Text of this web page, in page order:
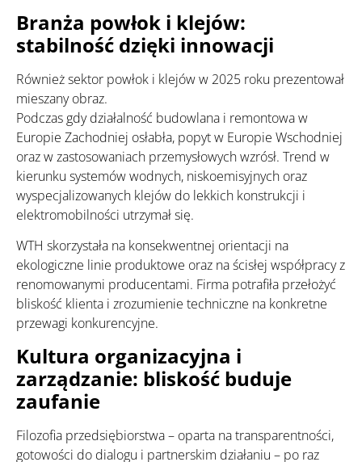
Branża powłok i klejów:
stabilność dzięki innowacji
Również sektor powłok i klejów w 2025 roku prezentował
mieszany obraz.
Podczas gdy działalność budowlana i remontowa w
Europie Zachodniej osłabła, popyt w Europie Wschodniej
oraz w zastosowaniach przemysłowych wzrósł. Trend w
kierunku systemów wodnych, niskoemisyjnych oraz
wyspecjalizowanych klejów do lekkich konstrukcji i
elektromobilności utrzymał się.
WTH skorzystała na konsekwentnej orientacji na
ekologiczne linie produktowe oraz na ścisłej współpracy z
renomowanymi producentami. Firma potrafiła przełożyć
bliskość klienta i zrozumienie techniczne na konkretne
przewagi konkurencyjne.
Kultura organizacyjna i
zarządzanie: bliskość buduje
zaufanie
Filozofia przedsiębiorstwa – oparta na transparentności,
gotowości do dialogu i partnerskim działaniu – po raz